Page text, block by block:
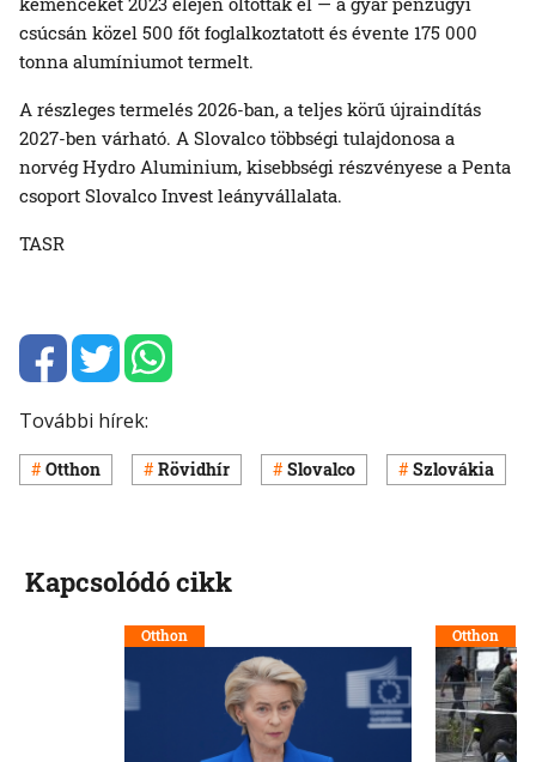
csúcsán közel 500 főt foglalkoztatott és évente 175 000
tonna alumíniumot termelt.
A részleges termelés 2026-ban, a teljes körű újraindítás
2027-ben várható. A Slovalco többségi tulajdonosa a
norvég Hydro Aluminium, kisebbségi részvényese a Penta
csoport Slovalco Invest leányvállalata.
TASR
További hírek:
Otthon Rövidhír Slovalco Szlovákia
Kapcsolódó cikk
Otthon Otthon